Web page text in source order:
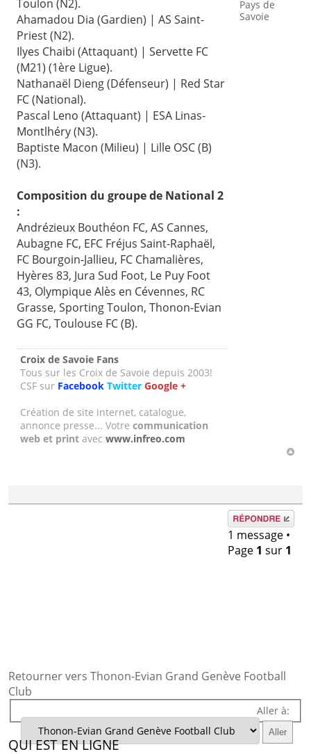
Toulon (N2).
Ahamadou Dia (Gardien) | AS Saint-
Priest (N2).
Ilyes Chaibi (Attaquant) | Servette FC
(M21) (1ère Ligue).
Nathanaël Dieng (Défenseur) | Red Star
FC (National).
Pascal Leno (Attaquant) | ESA Linas-
Montlhéry (N3).
Baptiste Macon (Milieu) | Lille OSC (B)
(N3).
Composition du groupe de National 2
:
Andrézieux Bouthéon FC, AS Cannes,
Aubagne FC, EFC Fréjus Saint-Raphaël,
FC Bourgoin-Jallieu, FC Chamalières,
Hyères 83, Jura Sud Foot, Le Puy Foot
43, Olympique Alès en Cévennes, RC
Grasse, Sporting Toulon, Thonon-Evian
GG FC, Toulouse FC (B).
Croix de Savoie Fans
Tous sur les Croix de Savoie depuis 2003!
CSF sur Facebook Twitter Google +
Création de site internet, catalogue,
annonce presse... Votrecommunication
web et print avecwww.infreo.com
Pays de
Savoie
Répondre
1 message •
Page 1 sur 1
Retourner vers Thonon-Evian Grand Genève Football
Club
Aller à:
QUI EST EN LIGNE